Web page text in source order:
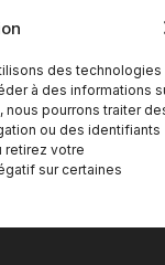
des technologies
à des informations
nous pourrons traiter
ou des identifiants
retirez votre
sur certaines
dans une
achats